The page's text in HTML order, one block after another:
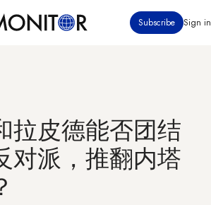
Subscribe Sign in
拉皮德能否团结
对派，推翻内塔